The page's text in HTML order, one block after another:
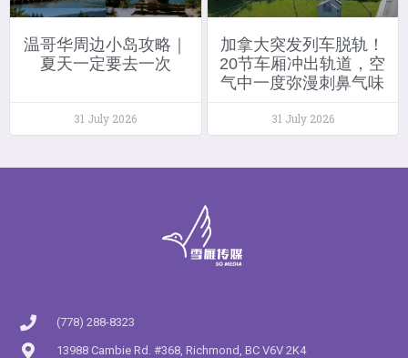
温哥华周边小岛攻略｜
夏天一定要去一次
31 July 2026
加拿大突发列车脱轨！
20节车厢冲出轨道，空
气中一度弥漫刺鼻气味
31 July 2026
(778) 288-8323
13988 Cambie Rd. #368, Richmond, BC V6V 2K4